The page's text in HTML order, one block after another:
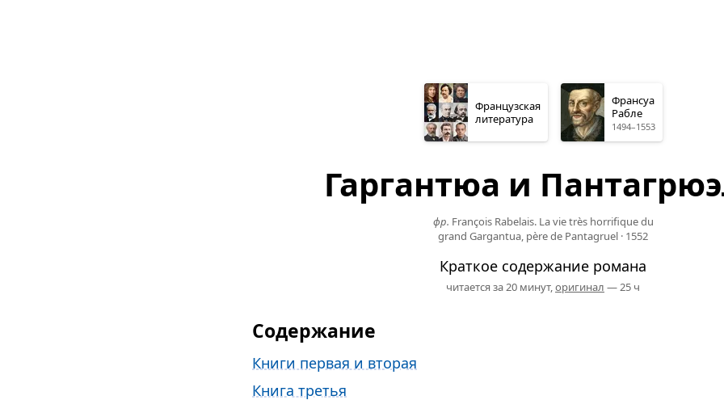
Французская
литература
Франсуа
Рабле
1494–1553
Гаргантюа и
фр. François Rabelais. La vie très horrifique du
grand Gargantua, père de Pantagruel · 1552
Краткое содержание романа
читается за 20 минут,оригинал — 25 ч
Содержание
Книги первая и вторая
Книга третья